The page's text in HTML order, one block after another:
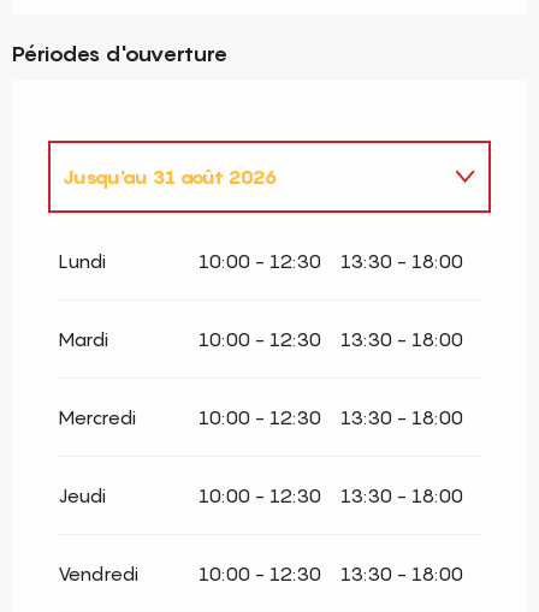
Périodes d'ouverture
Jusqu'au 31 août 2026
Lundi 10:00 - 12:30 13:30 - 18:00
Mardi 10:00 - 12:30 13:30 - 18:00
Mercredi 10:00 - 12:30 13:30 - 18:00
Jeudi 10:00 - 12:30 13:30 - 18:00
Vendredi 10:00 - 12:30 13:30 - 18:00